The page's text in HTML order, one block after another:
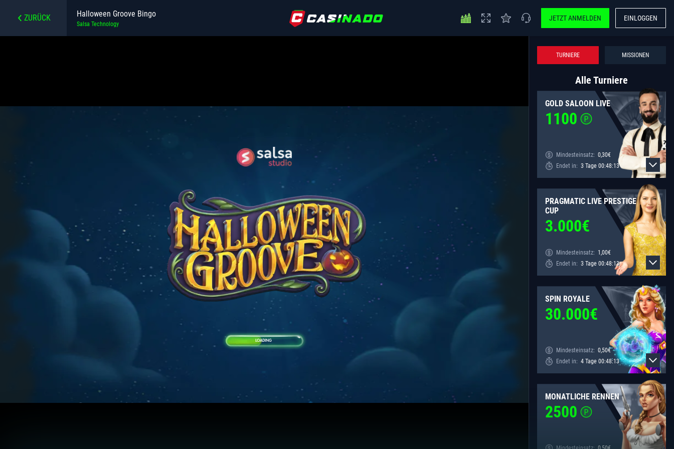
ZURÜCK Halloween Groove Bingo
Salsa Technology
JETZT ANMELDEN EINLOGGEN
TURNIERE MISSIONEN
Alle Turniere
GOLD SALOON LIVE
1100
Mindesteinsatz: 0,30€
Endet in: 3 Tage 00:48:13
PRAGMATIC LIVE PRESTIGE
CUP
3.000€
Mindesteinsatz: 1,00€
Endet in: 3 Tage 00:48:13
SPIN ROYALE
30.000€
Mindesteinsatz: 0,50€
Endet in: 4 Tage 00:48:13
MONATLICHE RENNEN
2500